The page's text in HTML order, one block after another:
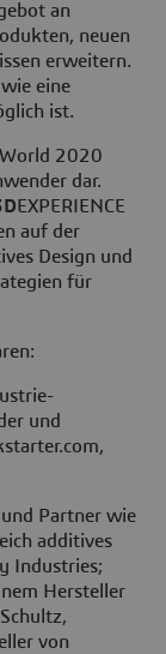
an
neuen
erweitern.
eine
ist.
World 2020
dar.
EXPERIENCE
auf der
Design und
für
und
Partner wie
additives
Industries;
Hersteller
von